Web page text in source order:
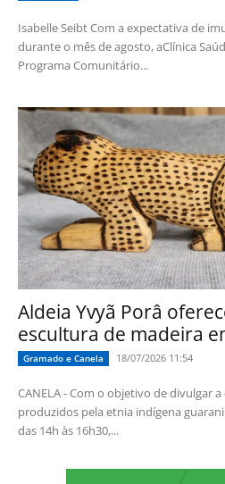
Isabelle Seibt Com a expectativa de imunizar mais de 10 mil animais
durante o mês de agosto, aClínica
Programa Comunitário...
Aldeia Yvyã Porâ
escultura de madeira
Gramado e Canela 18/07/2026 11:54
CANELA - Com o objetivo de divulgar
produzidos pela etnia indígena
das 14h às 16h30,...